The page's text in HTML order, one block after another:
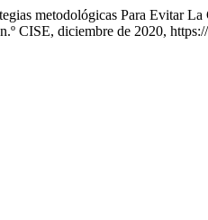
metodológicas Para Evitar
CISE, diciembre de 2020,